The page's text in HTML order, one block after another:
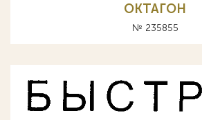
ОКТАГОН
№ 235855